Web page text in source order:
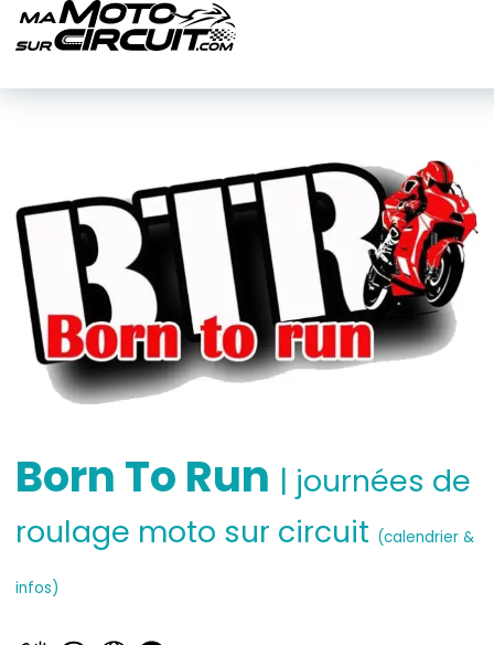
Born To Run | journées de
roulage moto sur circuit (calendrier &
infos)